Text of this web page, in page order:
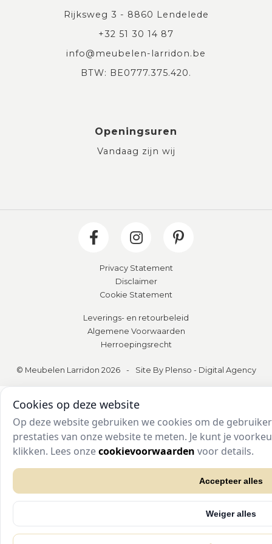
Rijksweg 3 - 8860 Lendelede
+32 51 30 14 87
info@meubelen-larridon.be
BTW: BE0777.375.420.
Openingsuren
Vandaag zijn wij
Privacy Statement
Disclaimer
Cookie Statement
Leverings- en retourbeleid
Algemene Voorwaarden
Herroepingsrecht
© Meubelen Larridon 2026 - Site By Plenso - Digital Agency
Cookies op deze website
Op deze website gebruiken we cookies om de
prestaties van onze website te meten. Je kunt je
klikken. Lees onzecookievoorwaarden voor details.
Accepteer alles
Weiger alles